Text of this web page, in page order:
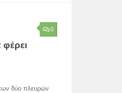
0
δύο πλευρών